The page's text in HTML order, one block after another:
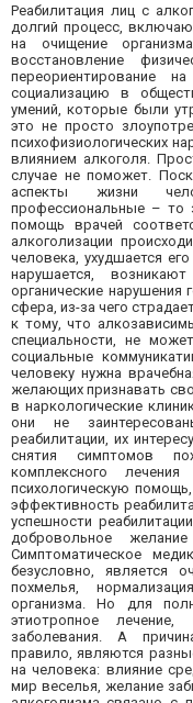
Реабилитация лиц с
долгий процесс,
на очищение
восстановление
переориентирование
социализацию в
умений, которые были
это не просто
психофизиологических
влиянием алкоголя.
случае не поможет.
аспекты жизни
профессиональные – то
помощь врачей
алкоголизации
человека, ухудшается
нарушается,
органические нарушения
сфера, из-за чего
к тому, что
специальности, не
социальные
человеку нужна
желающих признавать
в наркологические
они не
реабилитации, их
снятия симптомов
комплексного
психологическую
эффективность
успешности
добровольное
Симптоматическое
безусловно, является
похмелья,
организма. Но для
этиотропное
заболевания. А
правило, являются
на человека: влияние
мир веселья, желание